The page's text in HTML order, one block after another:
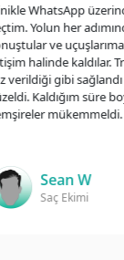
WhatsApp
Yolun her
ve uçuşlarıma
halinde kaldılar.
gibi sağlandı
Kaldığım süre
mükemmeldi.
Sean W
Saç Ekimi